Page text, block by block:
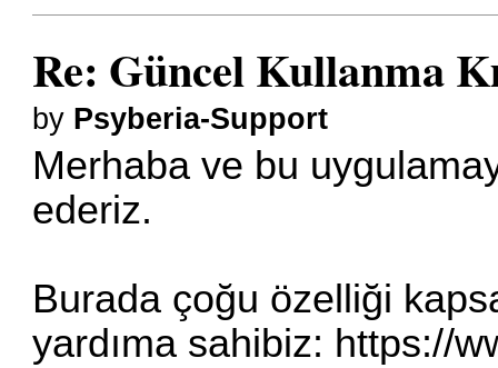
Re: Güncel Kullanma
by Psyberia-Support
Merhaba ve bu
ederiz.
Burada çoğu özelliği
yardıma sahibiz: https://